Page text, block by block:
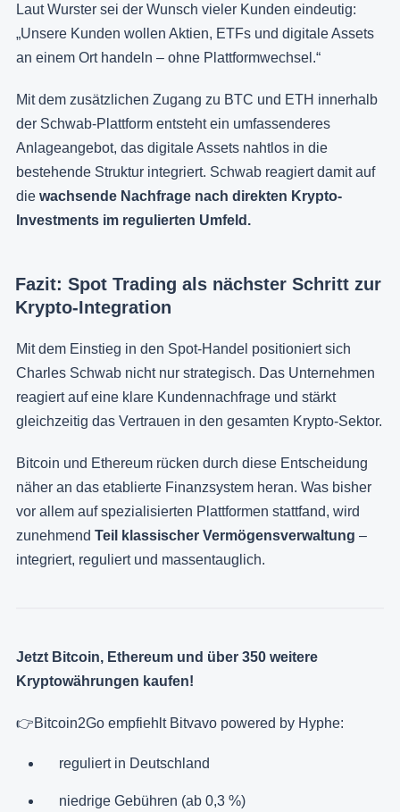
Laut Wurster sei der Wunsch vieler Kunden eindeutig:
„Unsere Kunden wollen Aktien, ETFs und digitale Assets
an einem Ort handeln – ohne Plattformwechsel.“
Mit dem zusätzlichen Zugang zu BTC und ETH innerhalb
der Schwab-Plattform entsteht ein umfassenderes
Anlageangebot, das digitale Assets nahtlos in die
bestehende Struktur integriert. Schwab reagiert damit auf
die wachsende Nachfrage nach direkten Krypto-
Investments im regulierten Umfeld.
Fazit: Spot Trading als nächster Schritt zur
Krypto-Integration
Mit dem Einstieg in den Spot-Handel positioniert sich
Charles Schwab nicht nur strategisch. Das Unternehmen
reagiert auf eine klare Kundennachfrage und stärkt
gleichzeitig das Vertrauen in den gesamten Krypto-Sektor.
Bitcoin und Ethereum rücken durch diese Entscheidung
näher an das etablierte Finanzsystem heran. Was bisher
vor allem auf spezialisierten Plattformen stattfand, wird
zunehmend Teil klassischer Vermögensverwaltung –
integriert, reguliert und massentauglich.
Jetzt Bitcoin, Ethereum und über 350 weitere
Kryptowährungen kaufen!
👉Bitcoin2Go empfiehlt Bitvavo powered by Hyphe:
reguliert in Deutschland
niedrige Gebühren (ab 0,3 %)